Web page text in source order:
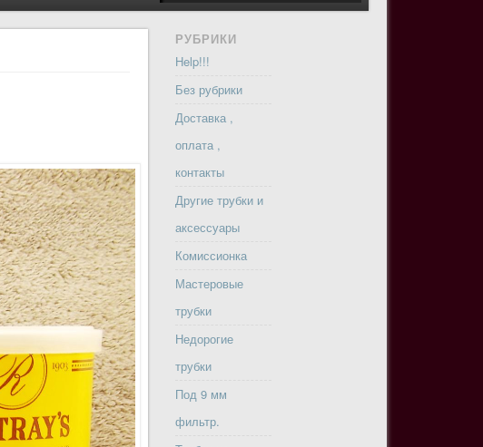
РУБРИКИ
Help!!!
Без рубрики
Доставка ,
оплата ,
контакты
Другие трубки и
аксессуары
Комиссионка
Мастеровые
трубки
Недорогие
трубки
Под 9 мм
фильтр.